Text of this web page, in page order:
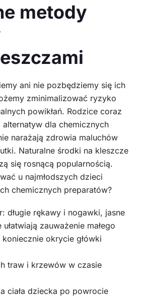
metody
ani nie pozbędziemy się ich
zminimalizować ryzyko
powikłań. Rodzice coraz
dla chemicznych
narażają zdrowia maluchów
Naturalne środki na kleszcze
się rosnącą popularnością.
u najmłodszych dzieci
chemicznych preparatów?
długie rękawy i nogawki, jasne
zauważenie małego
okrycie główki
traw i krzewów w czasie
ciała dziecka po powrocie